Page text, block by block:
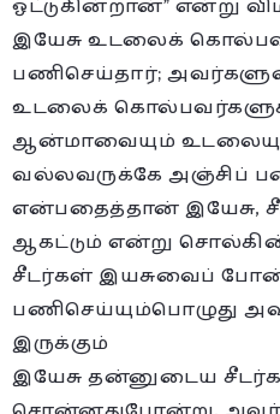
ஓட்டுகின்றான்” என்று
இயேசு உடலைக்
பணிசெய்தார்;
உடலைக்
ஆன்மாவையும்
வல்லவருக்கே அஞ்சிப்
என்பதைத்தான் இயேசு,
ஆகட்டும் என்று
சீடர்கள் இயசுவைப்
பணிசெய்யும்பொழுது
இருக்கும்
இயேசு தன்னுடைய